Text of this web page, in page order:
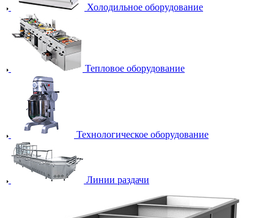
Холодильное оборудование
Тепловое оборудование
Технологическое оборудование
Линии раздачи